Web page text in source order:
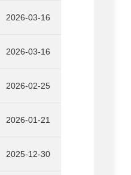
2026-03-16
2026-03-16
2026-02-25
2026-01-21
2025-12-30